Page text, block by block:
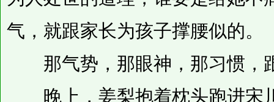
气，就跟家长为孩子撑腰似的。
那气势，那眼神，那习惯，
晚上，姜梨抱着枕头跑进宋